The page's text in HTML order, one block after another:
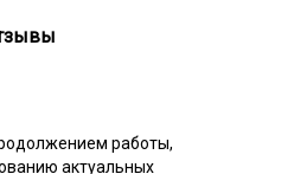
работы,
актуальных